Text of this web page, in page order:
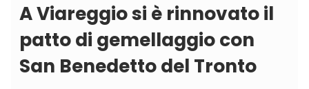
A Viareggio si è rinnovato il
patto di gemellaggio con
San Benedetto del Tronto